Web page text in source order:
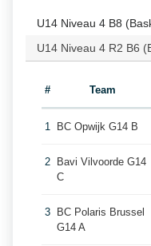
U14 Niveau 4 B8
U14 Niveau 4 R2 B6
# Team
1 BC Opwijk G14 B
2
Bavi Vilvoorde G14
C
3
BC Polaris Brussel
G14 A